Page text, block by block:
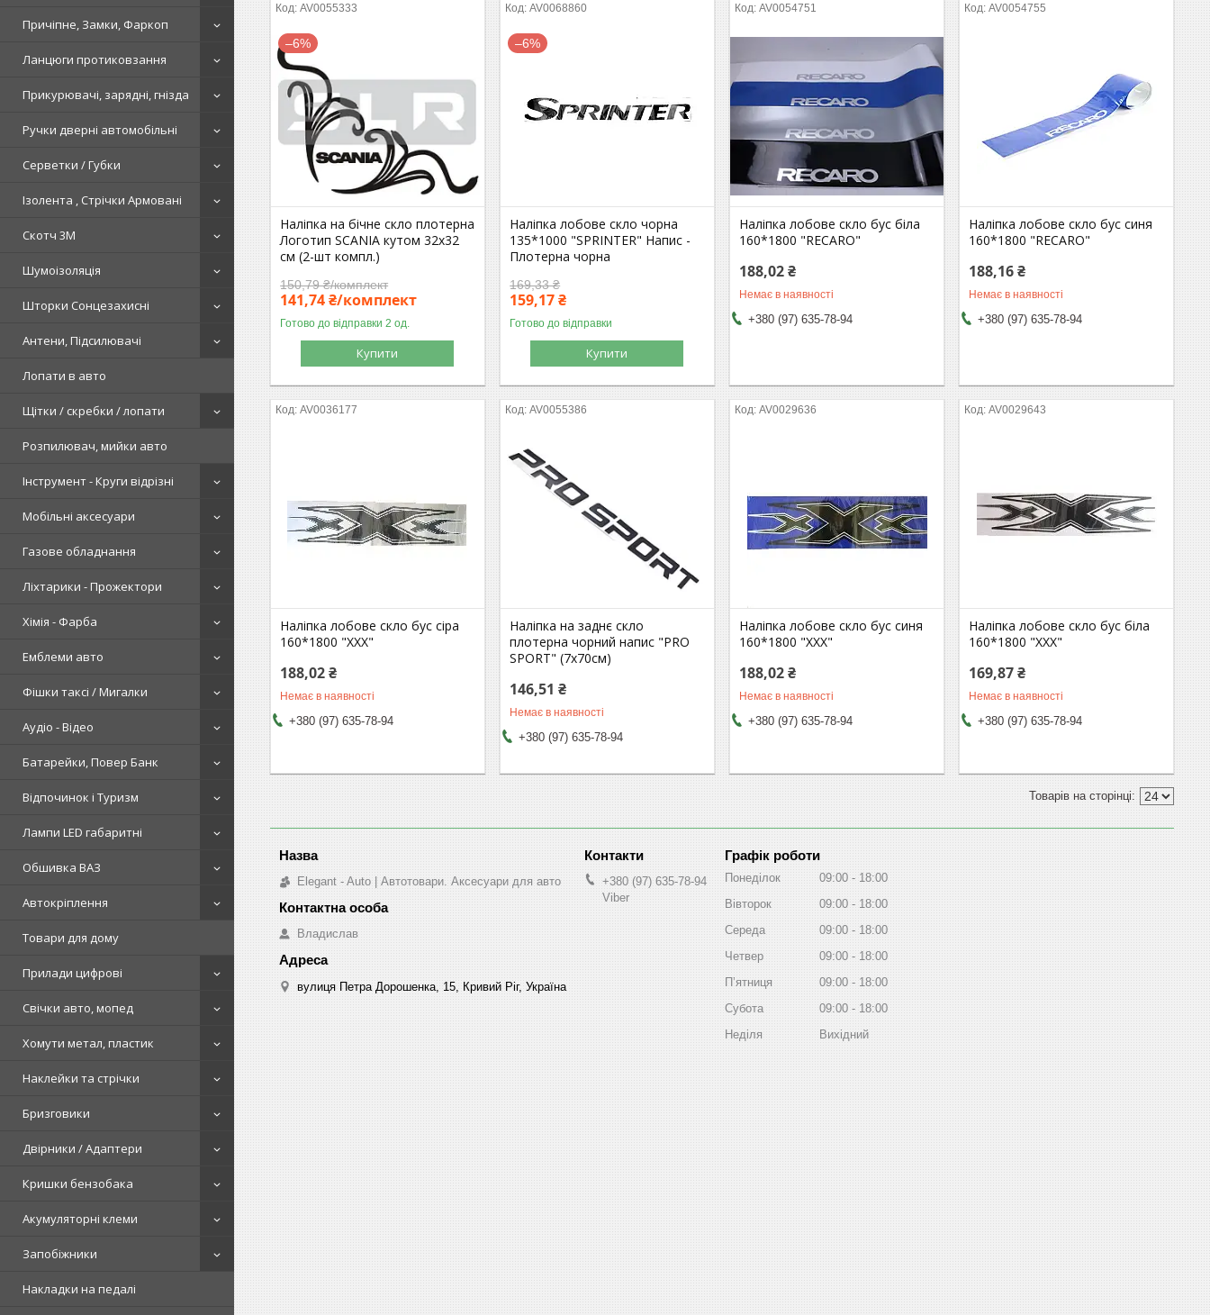
Причіпне, Замки, Фаркоп
Ланцюги протиковзання
Прикурювачі, зарядні, гнізда
Ручки дверні автомобільні
Серветки / Губки
Ізолента , Стрічки Армовані
Скотч 3М
Шумоізоляція
Шторки Сонцезахисні
Антени, Підсилювачі
Лопати в авто
Щітки / скребки / лопати
Розпилювач, мийки авто
Інструмент - Круги відрізні
Мобільні аксесуари
Газове обладнання
Ліхтарики - Прожектори
Хімія - Фарба
Емблеми авто
Фішки таксі / Мигалки
Аудіо - Відео
Батарейки, Повер Банк
Відпочинок і Туризм
Лампи LED габаритні
Обшивка ВАЗ
Автокріплення
Товари для дому
Прилади цифрові
Свічки авто, мопед
Хомути метал, пластик
Наклейки та стрічки
Бризговики
Двірники / Адаптери
Кришки бензобака
Акумуляторні клеми
Запобіжники
Накладки на педалі
AV0055333
–6%
Наліпка на бічне скло плотерна
Логотип SCANIA кутом 32х32
см (2-шт компл.)
150,79 ₴/комплект
141,74 ₴/комплект
Готово до відправки 2 од.
Купити
AV0068860
–6%
Наліпка лобове скло чорна
135*1000 "SPRINTER" Напис -
Плотерна чорна
169,33 ₴
159,17 ₴
Готово до відправки
Купити
AV0054751
Наліпка лобове скло бус біла
160*1800 "RECARO"
188,02 ₴
Немає в наявності
+380 (97) 635-78-94
AV0054755
Наліпка лобове скло бус синя
160*1800 "RECARO"
188,16 ₴
Немає в наявності
+380 (97) 635-78-94
AV0036177
Наліпка лобове скло бус сіра
160*1800 "XXX"
188,02 ₴
Немає в наявності
+380 (97) 635-78-94
AV0055386
Наліпка на заднє скло
плотерна чорний напис "PRO
SPORT" (7х70см)
146,51 ₴
Немає в наявності
+380 (97) 635-78-94
AV0029636
Наліпка лобове скло бус синя
160*1800 "XXX"
188,02 ₴
Немає в наявності
+380 (97) 635-78-94
AV0029643
Наліпка лобове скло бус біла
160*1800 "XXX"
169,87 ₴
Немає в наявності
+380 (97) 635-78-94
Elegant - Auto | Автотовари. Аксесуари для авто
Владислав
вулиця Петра Дорошенка, 15, Кривий Ріг, Україна
+380 (97) 635-78-94
Viber
Графік роботи
Понеділок 09:00
18:00
Вівторок
09:00
18:00
Середа
09:00
18:00
Четвер
09:00
18:00
Пʼятниця
09:00
18:00
Субота
09:00
18:00
Неділя
Вихідний